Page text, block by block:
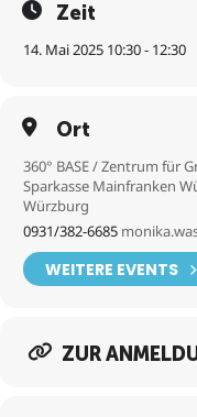
Zeit
14. Mai 2025 10:30 - 12:30
Ort
360° BASE / Zentrum für
Sparkasse Mainfranken
Würzburg
0931/382-6685
WEITERE EVENTS
ZUR